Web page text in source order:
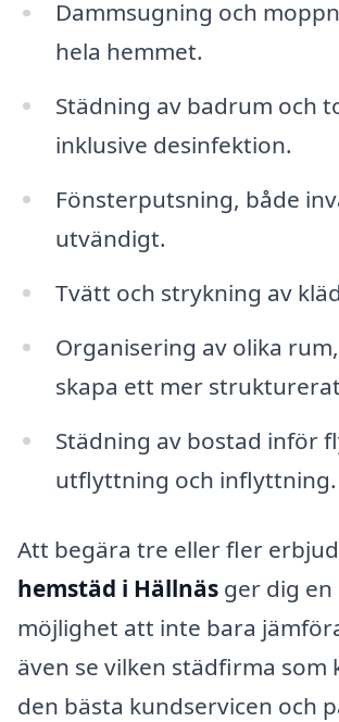
Dammsugning och
hela hemmet.
Städning av badrum och
inklusive desinfektion.
Fönsterputsning, både
utvändigt.
Tvätt och strykning av
Organisering av olika
skapa ett mer
Städning av bostad inför
utflyttning och inflyttning.
Att begära tre eller fler
hemstäd i Hällnäs ger dig en
möjlighet att inte bara
även se vilken städfirma som
den bästa kundservicen och